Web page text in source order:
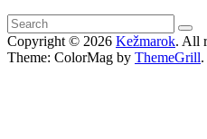
Copyright © 2026 Kežmarok. All
Theme: ColorMag by ThemeGrill